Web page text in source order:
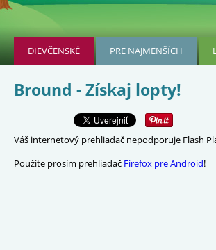
DIEVČENSKÉ PRE NAJMENŠÍCH
Bround - Získaj lopty!
Váš internetový prehliadač nepodporuje Flash
Použite prosím prehliadač Firefox pre Android!